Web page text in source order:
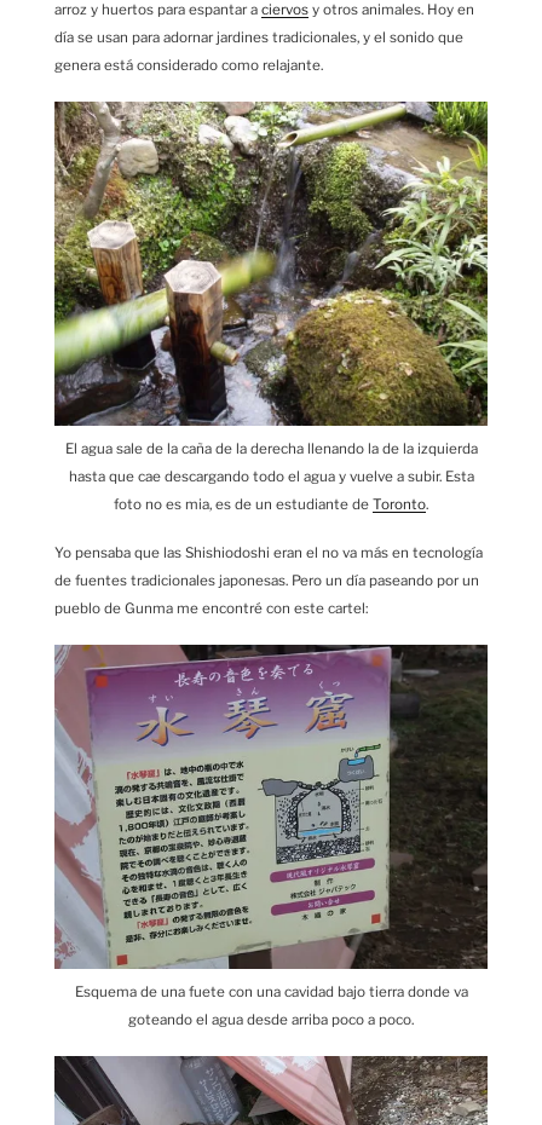
arroz y huertos para espantar a ciervos y otros animales. Hoy en
día se usan para adornar jardines tradicionales, y el sonido que
genera está considerado como relajante.
El agua sale de la caña de la derecha llenando la de la izquierda
hasta que cae descargando todo el agua y vuelve a subir. Esta
foto no es mia, es de un estudiante de Toronto.
Yo pensaba que las Shishiodoshi eran el no va más en tecnología
de fuentes tradicionales japonesas. Pero un día paseando por un
pueblo de Gunma me encontré con este cartel:
Esquema de una fuete con una cavidad bajo tierra donde va
goteando el agua desde arriba poco a poco.